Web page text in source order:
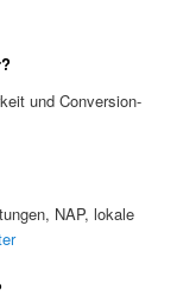
und Conversion-
NAP, lokale